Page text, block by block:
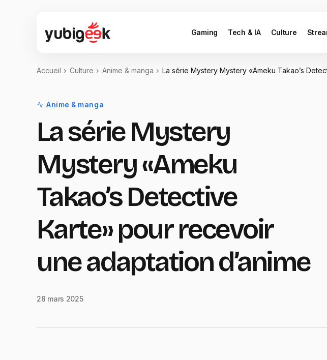
Gaming Tech & IA Culture
Accueil Culture Anime & manga La série Mystery Mystery «Ameku Takao’s
Anime & manga
La série Mystery
Mystery «Ameku
Takao’s Detective
Karte» pour recevoir
une adaptation d’anime
28 mars 2025